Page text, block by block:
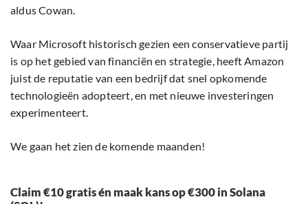
aldus Cowan.
Waar Microsoft historisch gezien een conservatieve partij
is op het gebied van financiën en strategie, heeft Amazon
juist de reputatie van een bedrijf dat snel opkomende
technologieën adopteert, en met nieuwe investeringen
experimenteert.
We gaan het zien de komende maanden!
Claim €10 gratis én maak kans op €300 in Solana